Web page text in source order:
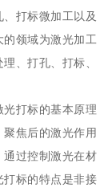
打标微加工以及
领域为激光加工
、打孔、打标、
打标的基本原理
焦后的激光作用
过控制激光在材
标的特点是非接